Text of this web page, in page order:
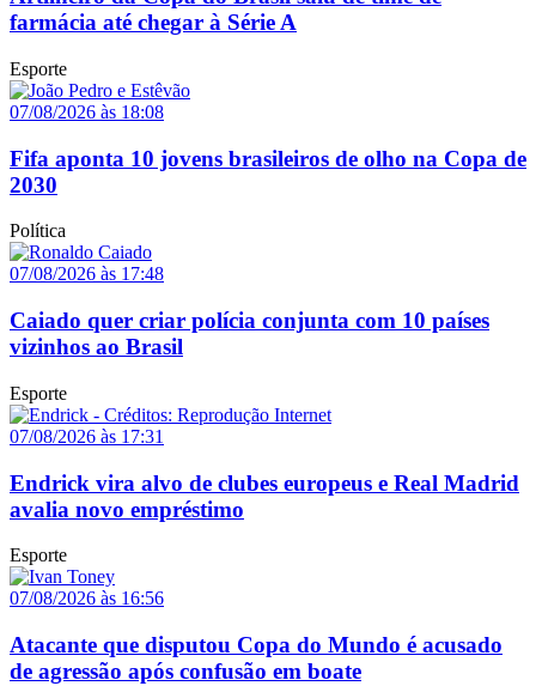
farmácia até chegar à Série A
Esporte
07/08/2026 às 18:08
Fifa aponta 10 jovens brasileiros de olho na Copa de
2030
Política
07/08/2026 às 17:48
Caiado quer criar polícia conjunta com 10 países
vizinhos ao Brasil
Esporte
07/08/2026 às 17:31
Endrick vira alvo de clubes europeus e Real Madrid
avalia novo empréstimo
Esporte
07/08/2026 às 16:56
Atacante que disputou Copa do Mundo é acusado
de agressão após confusão em boate